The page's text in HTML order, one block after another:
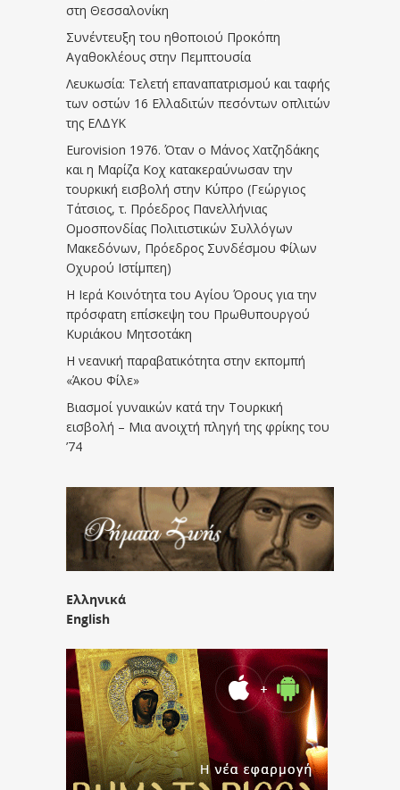
στη Θεσσαλονίκη
Συνέντευξη του ηθοποιού Προκόπη
Αγαθοκλέους στην Πεμπτουσία
Λευκωσία: Τελετή επαναπατρισμού και ταφής
των οστών 16 Ελλαδιτών πεσόντων οπλιτών
της ΕΛΔΥΚ
Eurovision 1976. Όταν ο Μάνος Χατζηδάκης
και η Μαρίζα Κοχ κατακεραύνωσαν την
τουρκική εισβολή στην Κύπρο (Γεώργιος
Τάτσιος, τ. Πρόεδρος Πανελλήνιας
Ομοσπονδίας Πολιτιστικών Συλλόγων
Μακεδόνων, Πρόεδρος Συνδέσμου Φίλων
Οχυρού Ιστίμπεη)
Η Ιερά Κοινότητα του Αγίου Όρους για την
πρόσφατη επίσκεψη του Πρωθυπουργού
Κυριάκου Μητσοτάκη
Η νεανική παραβατικότητα στην εκπομπή
«Άκου Φίλε»
Βιασμοί γυναικών κατά την Τουρκική
εισβολή – Μια ανοιχτή πληγή της φρίκης του
’74
Ελληνικά
English